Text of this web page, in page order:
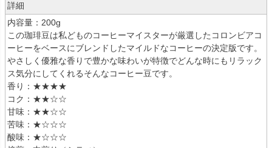
詳細
内容量：200g
この珈琲豆は私どものコーヒーマイスターが厳選したコロンビアコ
ーヒーをベースにブレンドしたマイルドなコーヒーの決定版です。
やさしく優雅な香りで豊かな味わいが特徴でどんな時にもリラック
ス気分にしてくれるそんなコーヒー豆です。
香り：★★★★
コク：★★☆☆
甘味：★★☆☆
苦味：★☆☆☆
酸味：★☆☆☆